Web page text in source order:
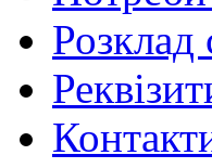
Розклад